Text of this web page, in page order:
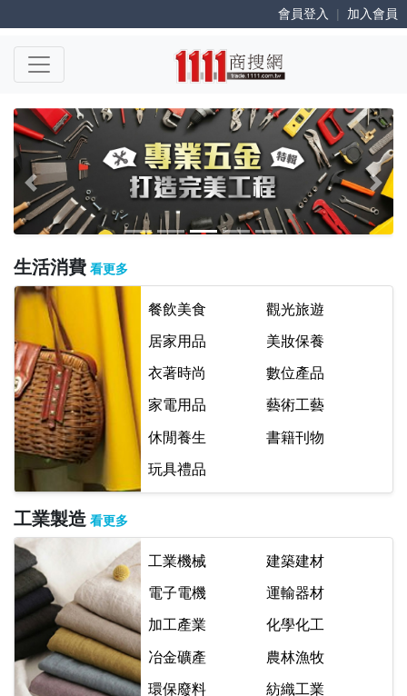
會員登入 | 加入會員
Previous Next
生活消費 看更多
餐飲美食 觀光旅遊
居家用品 美妝保養
衣著時尚 數位產品
家電用品 藝術工藝
休閒養生 書籍刊物
玩具禮品
工業製造 看更多
工業機械 建築建材
電子電機 運輸器材
加工產業 化學化工
冶金礦產 農林漁牧
環保廢料 紡織工業